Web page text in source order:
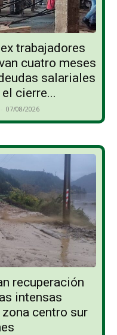
trabajadores
cuatro meses
salariales
cierre...
- 07/08/2026
recuperación
intensas
centro sur